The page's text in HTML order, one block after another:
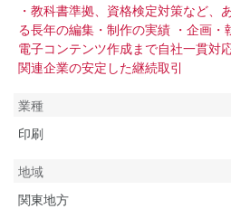
・教科書準拠、資格検定対策など、
る長年の編集・制作の実績 ・企画・
電子コンテンツ作成まで自社一貫対
関連企業の安定した継続取引
業種
印刷
地域
関東地方